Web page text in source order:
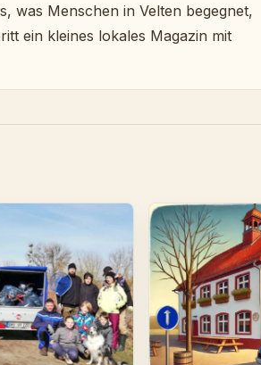
was Menschen in Velten begegnet,
ein kleines lokales Magazin mit